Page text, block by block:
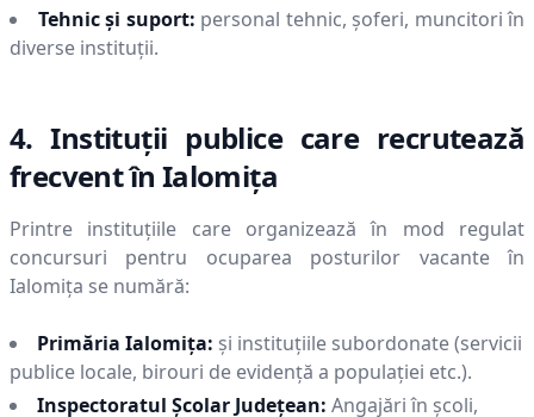
Tehnic și suport: personal tehnic, șoferi, muncitori în
diverse instituții.
4. Instituții publice care recrutează
frecvent în Ialomiţa
Printre instituțiile care organizează în mod regulat
concursuri pentru ocuparea posturilor vacante în
Ialomiţa se numără:
Primăria Ialomiţa: și instituțiile subordonate (servicii
publice locale, birouri de evidență a populației etc.).
Inspectoratul Școlar Județean: Angajări în școli,